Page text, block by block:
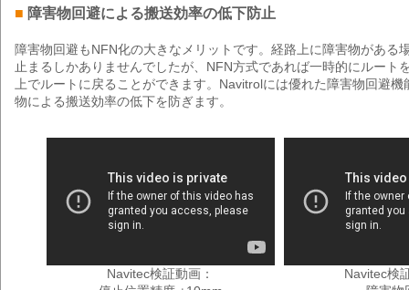
■ 障害物回避による搬送効率の低下防止
障害物回避もNFN化の大きなメリットです。経路上に障害物がある
止まるしかありませんでしたが、NFN方式であれば一時的にルート
上でルートに戻ることができます。Navitrolには優れた障害物回避
物による搬送効率の低下を防ぎます。
Navitec検証動画：
Navitec検